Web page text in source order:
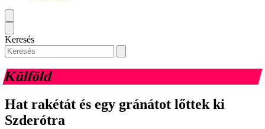
Keresés
Külföld
Hat rakétát és egy gránátot lőttek ki
Szderótra